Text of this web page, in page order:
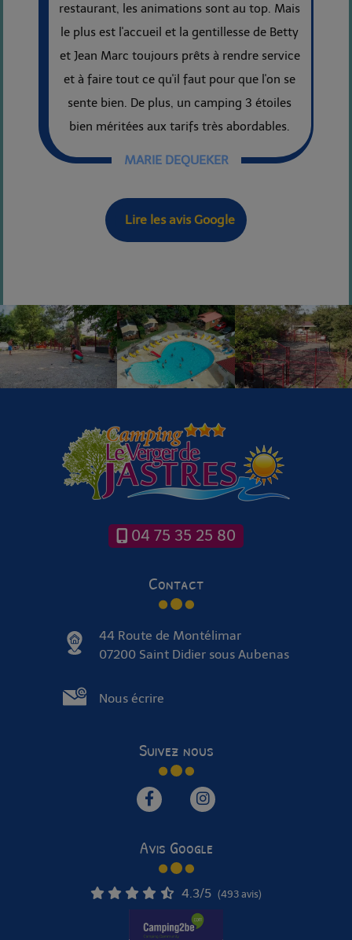
restaurant, les animations sont au top. Mais
le plus est l'accueil et la gentillesse de Betty
et Jean Marc toujours prêts à rendre service
et à faire tout ce qu'il faut pour que l'on se
sente bien. De plus, un camping 3 étoiles
bien méritées aux tarifs très abordables.
MARIE DEQUEKER
Lire les avis Google
04 75 35 25 80
Contact
44 Route de Montélimar
07200 Saint Didier sous Aubenas
Nous écrire
Suivez nous
Avis Google
4.3/5 (493 avis)